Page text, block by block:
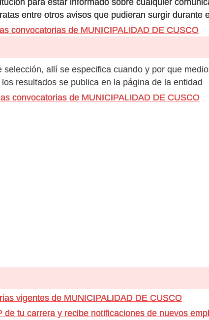
entre otros avisos que pudieran surgir durante
convocatorias de MUNICIPALIDAD DE CUSCO
allí se especifica cuando y por que
resultados se publica en la página de la entidad
convocatorias de MUNICIPALIDAD DE CUSCO
vigentes de MUNICIPALIDAD DE CUSCO
de tu carrera y recibe notificaciones de nuevos